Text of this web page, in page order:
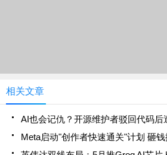
相关文章
AI也会记仇？开源维护者驳回代码后